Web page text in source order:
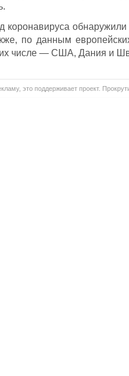
коронавируса
по данным
их числе — США, Дания и
это поддерживает проект.